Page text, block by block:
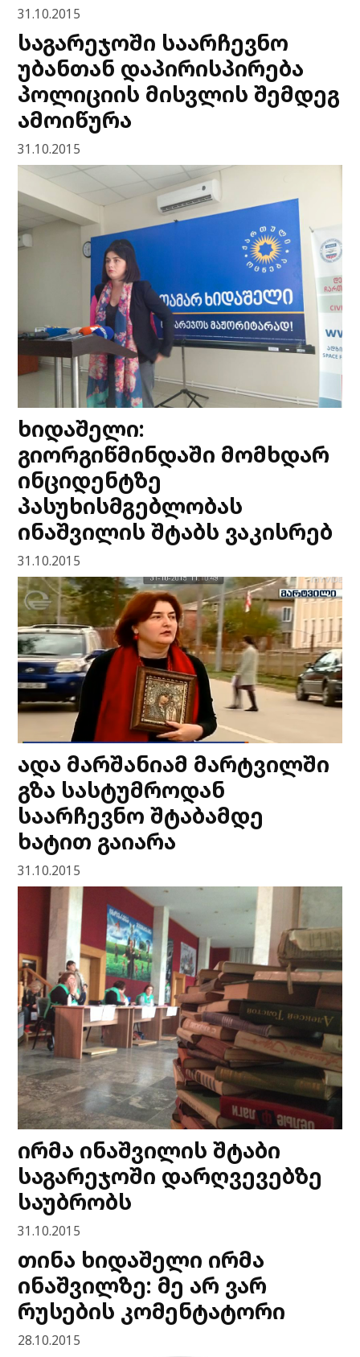
31.10.2015
საგარეჯოში საარჩევნო
უბანთან დაპირისპირება
პოლიციის მისვლის შემდეგ
ამოიწურა
31.10.2015
ხიდაშელი:
გიორგიწმინდაში მომხდარ
ინციდენტზე
პასუხისმგებლობას
ინაშვილის შტაბს ვაკისრებ
31.10.2015
ადა მარშანიამ მარტვილში
გზა სასტუმროდან
საარჩევნო შტაბამდე
ხატით გაიარა
31.10.2015
ირმა ინაშვილის შტაბი
საგარეჯოში დარღვევებზე
საუბრობს
31.10.2015
თინა ხიდაშელი ირმა
ინაშვილზე: მე არ ვარ
რუსების კომენტატორი
28.10.2015